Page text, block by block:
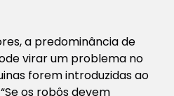
a predominância de
virar um problema no
forem introduzidas ao
os robôs devem